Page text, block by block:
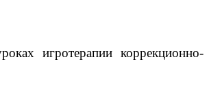
игротерапии коррекционно-